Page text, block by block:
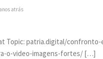
atrás
Topic: patria.digital/
o-video-imagens-fortes/ […]